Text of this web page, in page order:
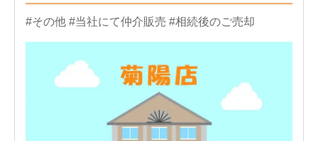
#その他 #当社にて仲介販売 #相続後のご売却